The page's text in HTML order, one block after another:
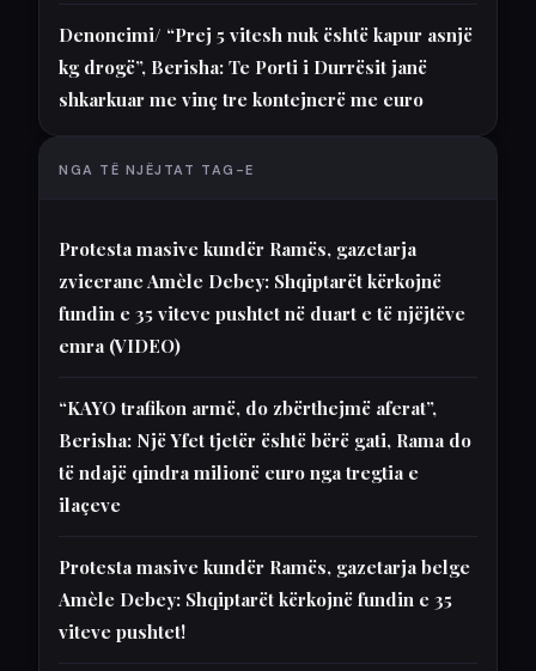
Denoncimi/ “Prej 5 vitesh nuk është kapur asnjë
kg drogë”, Berisha: Te Porti i Durrësit janë
shkarkuar me vinç tre kontejnerë me euro
NGA TË NJËJTAT TAG-E
Protesta masive kundër Ramës, gazetarja
zvicerane Amèle Debey: Shqiptarët kërkojnë
fundin e 35 viteve pushtet në duart e të njëjtëve
emra (VIDEO)
“KAYO trafikon armë, do zbërthejmë aferat”,
Berisha: Një Yfet tjetër është bërë gati, Rama do
të ndajë qindra milionë euro nga tregtia e
ilaçeve
Protesta masive kundër Ramës, gazetarja belge
Amèle Debey: Shqiptarët kërkojnë fundin e 35
viteve pushtet!